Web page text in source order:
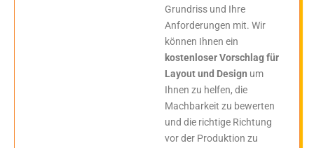
Grundriss und Ihre
Anforderungen mit. Wir
können Ihnen ein
kostenloser Vorschlag für
Layout und Design um
Ihnen zu helfen, die
Machbarkeit zu bewerten
und die richtige Richtung
vor der Produktion zu